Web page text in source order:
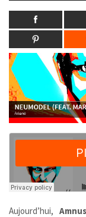
Aujourd’hui,